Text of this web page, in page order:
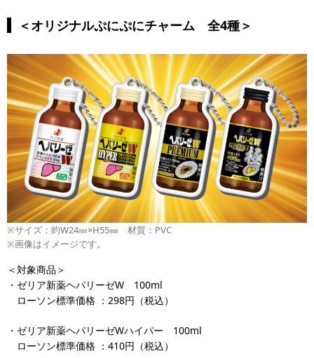
＜オリジナルぷにぷにチャーム 全4種＞
※サイズ：約W24㎜×H55㎜ 材質：PVC
※画像はイメージです。
＜対象商品＞
・ゼリア新薬ヘパリーゼW 100ml
ローソン標準価格 ：298円（税込）
・ゼリア新薬ヘパリーゼWハイパー 100ml
ローソン標準価格 ：410円（税込）